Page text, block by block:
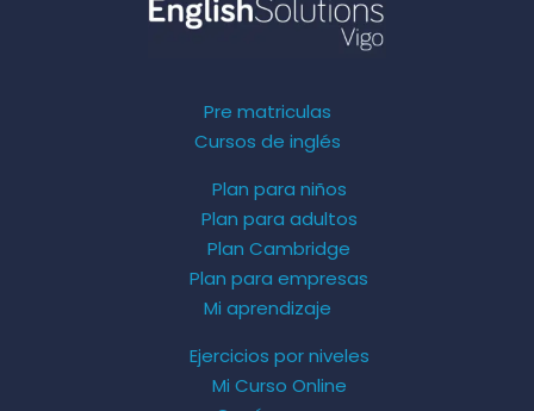
Pre matriculas
Cursos de inglés
Plan para niños
Plan para adultos
Plan Cambridge
Plan para empresas
Mi aprendizaje
Ejercicios por niveles
Mi Curso Online